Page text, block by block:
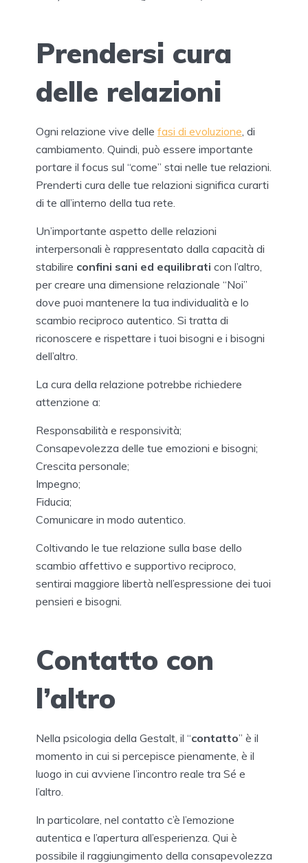
Prendersi cura
delle relazioni
Ogni relazione vive delle fasi di evoluzione , di
cambiamento. Quindi, può essere importante
portare il focus sul “come” stai nelle tue relazioni.
Prenderti cura delle tue relazioni significa curarti
di te all’interno della tua rete.
Un’importante aspetto delle relazioni
interpersonali è rappresentato dalla capacità di
stabilire confini sani ed equilibrati con l’altro,
per creare una dimensione relazionale “Noi”
dove puoi mantenere la tua individualità e lo
scambio reciproco autentico. Si tratta di
riconoscere e rispettare i tuoi bisogni e i bisogni
dell’altro.
La cura della relazione potrebbe richiedere
attenzione a:
Responsabilità e responsività;
Consapevolezza delle tue emozioni e bisogni;
Crescita personale;
Impegno;
Fiducia;
Comunicare in modo autentico.
Coltivando le tue relazione sulla base dello
scambio affettivo e supportivo reciproco,
sentirai maggiore libertà nell’espressione dei tuoi
pensieri e bisogni.
Contatto con
l’altro
Nella psicologia della Gestalt, il “contatto” è il
momento in cui si percepisce pienamente, è il
luogo in cui avviene l’incontro reale tra Sé e
l’altro.
In particolare, nel contatto c’è l’emozione
autentica e l’apertura all’esperienza. Qui è
possibile il raggiungimento della consapevolezza